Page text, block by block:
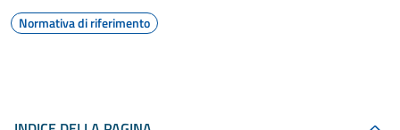
Normativa di riferimento